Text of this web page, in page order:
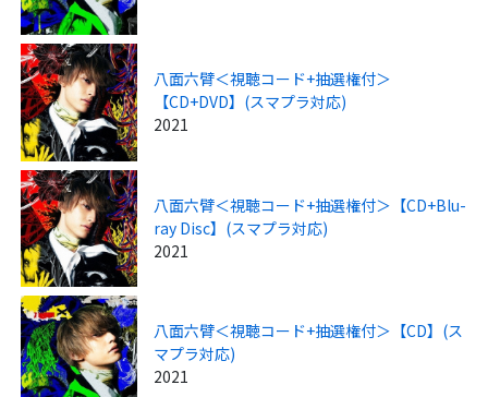
八面六臂＜視聴コード+抽選権付＞
【CD+DVD】(スマプラ対応)
2021
八面六臂＜視聴コード+抽選権付＞【CD+Blu-
ray Disc】(スマプラ対応)
2021
八面六臂＜視聴コード+抽選権付＞【CD】(ス
マプラ対応)
2021